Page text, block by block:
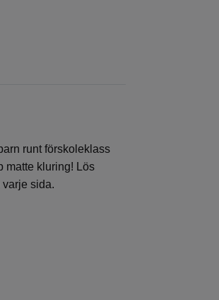
runt förskoleklass
matte kluring! Lös
sida.